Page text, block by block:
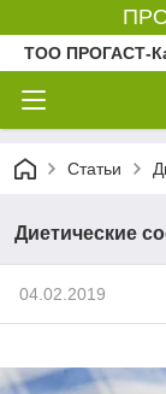
ТОО ПРОГАСТ-
Статьи
Диетические
04.02.2019